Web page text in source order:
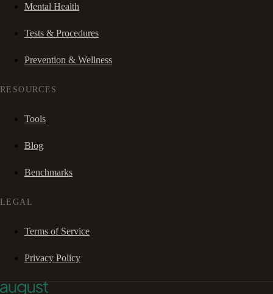
Mental Health
Tests & Procedures
Prevention & Wellness
RESOURCES
Tools
Blog
Benchmarks
LEGAL
Terms of Service
Privacy Policy